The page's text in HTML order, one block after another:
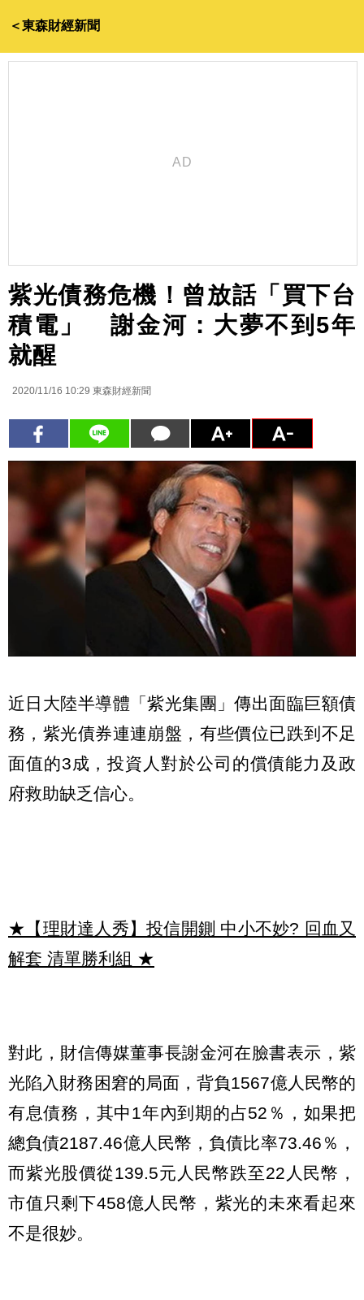
＜東森財經新聞
紫光債務危機！曾放話「買下台
積電」 謝金河：大夢不到5年
就醒
2020/11/16 10:29 東森財經新聞
近日大陸半導體「紫光集團」傳出面臨巨額債
務，紫光債券連連崩盤，有些價位已跌到不足
面值的3成，投資人對於公司的償債能力及政
府救助缺乏信心。
★【理財達人秀】投信開鍘 中小不妙? 回血又
解套 清單勝利組 ★
對此，財信傳媒董事長謝金河在臉書表示，紫
光陷入財務困窘的局面，背負1567億人民幣的
有息債務，其中1年內到期的占52％，如果把
總負債2187.46億人民幣，負債比率73.46％，
而紫光股價從139.5元人民幣跌至22人民幣，
市值只剩下458億人民幣，紫光的未來看起來
不是很妙。